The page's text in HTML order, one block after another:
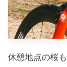
休憩地点の桜